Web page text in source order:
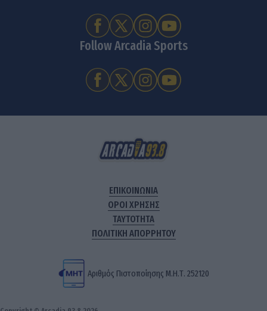
Follow Arcadia Sports
ΕΠΙΚΟΙΝΩΝΙΑ
ΟΡΟΙ ΧΡΗΣΗΣ
ΤΑΥΤΟΤΗΤΑ
ΠΟΛΙΤΙΚΗ ΑΠΟΡΡΗΤΟΥ
Αριθμός Πιστοποίησης Μ.Η.Τ. 252120